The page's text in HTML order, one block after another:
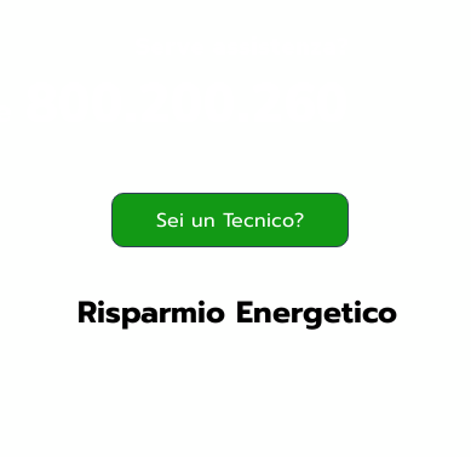
Sei un Tecnico?
Risparmio Energetico